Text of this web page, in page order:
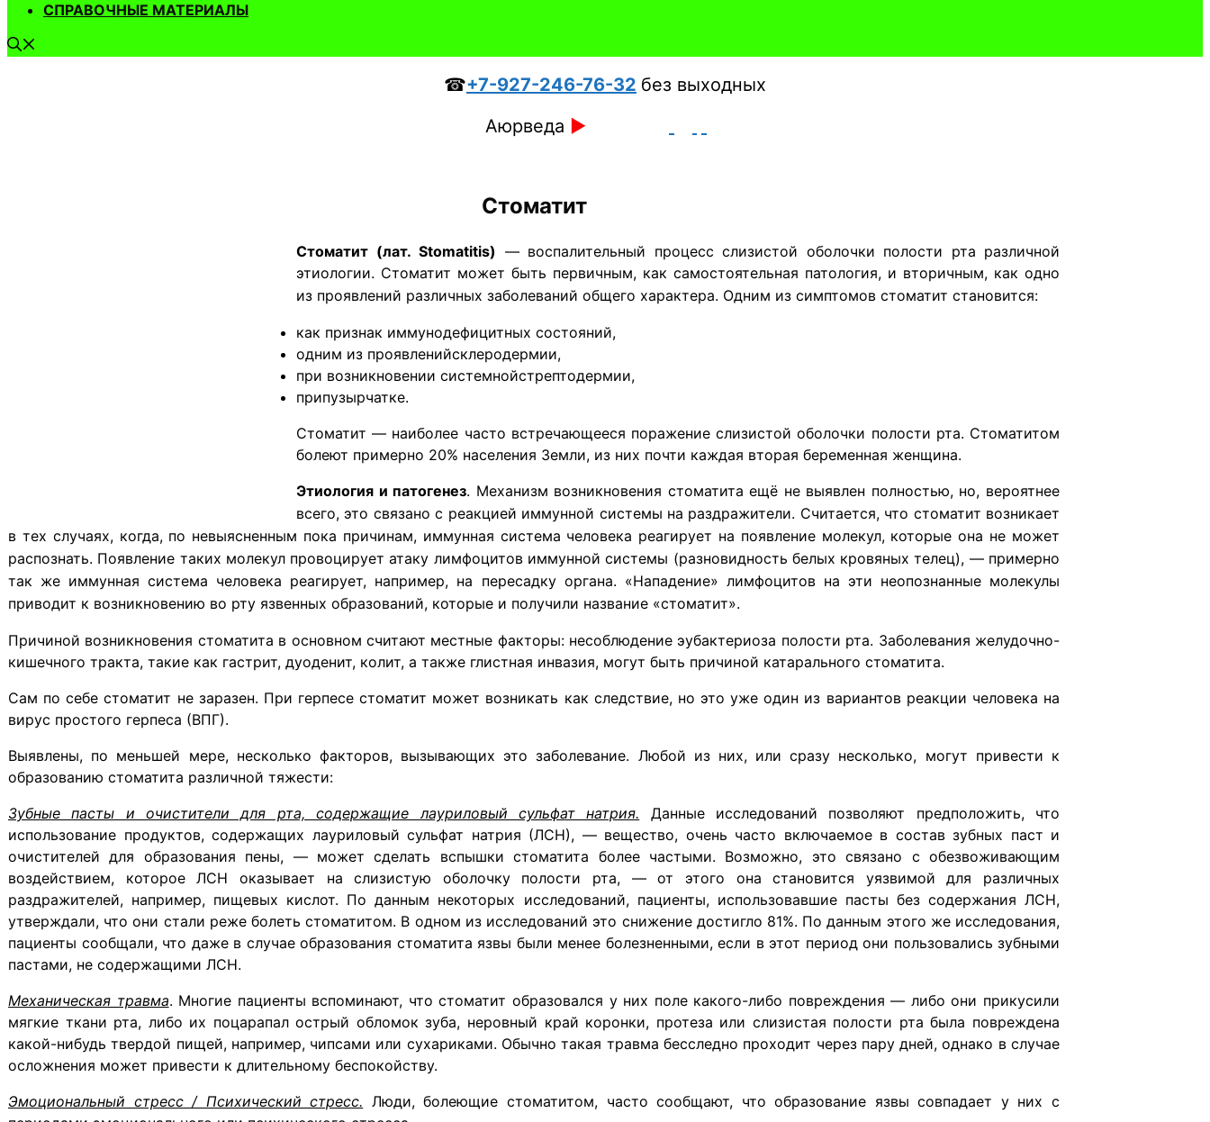
СПРАВОЧНЫЕ МАТЕРИАЛЫ
☎+7-927-246-76-32 без выходных
Аюрведа ►
Стоматит
Стоматит (лат. Stomatitis) — воспалительный процесс слизистой оболочки полости рта различной
этиологии. Стоматит может быть первичным, как самостоятельная патология, и вторичным, как одно
из проявлений различных заболеваний общего характера. Одним из симптомов стоматит становится:
как признак иммунодефицитных состояний,
одним из проявленийсклеродермии,
при возникновении системнойстрептодермии,
припузырчатке.
​Стоматит — наиболее часто встречающееся поражение слизистой оболочки полости рта. Стоматитом
болеют примерно 20% населения Земли, из них почти каждая вторая беременная женщина.
Этиология и патогенез. Механизм возникновения стоматита ещё не выявлен полностью, но, вероятнее
всего, это связано с реакцией иммунной системы на раздражители. Считается, что стоматит возникает
в тех случаях, когда, по невыясненным пока причинам, иммунная система человека реагирует на появление молекул, которые она не может
распознать. Появление таких молекул провоцирует атаку лимфоцитов иммунной системы (разновидность белых кровяных телец), — примерно
так же иммунная система человека реагирует, например, на пересадку органа. «Нападение» лимфоцитов на эти неопознанные молекулы
приводит к возникновению во рту язвенных образований, которые и получили название «стоматит».
Причиной возникновения стоматита в основном считают местные факторы: несоблюдение эубактериоза полости рта. Заболевания желудочно-
кишечного тракта, такие как гастрит, дуоденит, колит, а также глистная инвазия, могут быть причиной катарального стоматита.
Сам по себе стоматит не заразен. При герпесе стоматит может возникать как следствие, но это уже один из вариантов реакции человека на
вирус простого герпеса (ВПГ).
Выявлены, по меньшей мере, несколько факторов, вызывающих это заболевание. Любой из них, или сразу несколько, могут привести к
образованию стоматита различной тяжести:
Зубные пасты и очистители для рта, содержащие лауриловый сульфат натрия. Данные исследований позволяют предположить, что
использование продуктов, содержащих лауриловый сульфат натрия (ЛСН), — вещество, очень часто включаемое в состав зубных паст и
очистителей для образования пены, — может сделать вспышки стоматита более частыми. Возможно, это связано с обезвоживающим
воздействием, которое ЛСН оказывает на слизистую оболочку полости рта, — от этого она становится уязвимой для различных
раздражителей, например, пищевых кислот. По данным некоторых исследований, пациенты, использовавшие пасты без содержания ЛСН,
утверждали, что они стали реже болеть стоматитом. В одном из исследований это снижение достигло 81%. По данным этого же исследования,
пациенты сообщали, что даже в случае образования стоматита язвы были менее болезненными, если в этот период они пользовались зубными
пастами, не содержащими ЛСН.
Механическая травма. Многие пациенты вспоминают, что стоматит образовался у них поле какого-либо повреждения — либо они прикусили
мягкие ткани рта, либо их поцарапал острый обломок зуба, неровный край коронки, протеза или слизистая полости рта была повреждена
какой-нибудь твердой пищей, например, чипсами или сухариками. Обычно такая травма бесследно проходит через пару дней, однако в случае
осложнения может привести к длительному беспокойству.
Эмоциональный стресс / Психический стресс. Люди, болеющие стоматитом, часто сообщают, что образование язвы совпадает у них с